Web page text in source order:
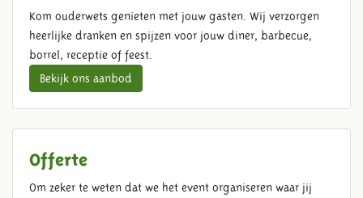
Kom ouderwets genieten met jouw gasten. Wij verzorgen
heerlijke dranken en spijzen voor jouw diner, barbecue,
borrel, receptie of feest.
Bekijk ons aanbod
Offerte
Om zeker te weten dat we het event organiseren waar jij